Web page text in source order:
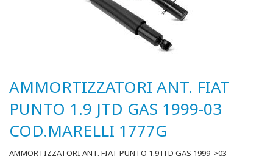
AMMORTIZZATORI ANT. FIAT
PUNTO 1.9 JTD GAS 1999-03
COD.MARELLI 1777G
AMMORTIZZATORI ANT. FIAT PUNTO 1.9 JTD GAS 1999->03